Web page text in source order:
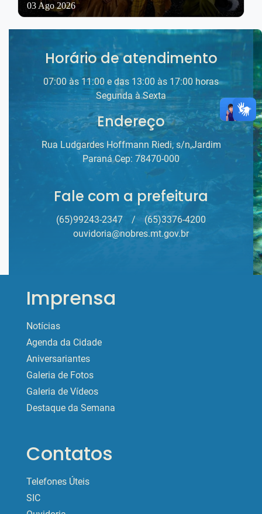
03 Ago 2026
Horário de atendimento
07:00 às 11:00 e das 13:00 às 17:00 horas
Segunda à Sexta
Endereço
Rua Ludgardes Hoffmann Riedi, s/n,Jardim
Paraná Cep: 78470-000
Fale com a prefeitura
(65)99243-2347 /
(65)3376-4200
ouvidoria@nobres.mt.gov.br
Imprensa
Notícias
Agenda da Cidade
Aniversariantes
Galeria de Fotos
Galeria de Vídeos
Destaque da Semana
Contatos
Telefones Úteis
SIC